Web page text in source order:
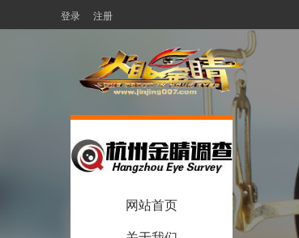
登录 注册
网站首页